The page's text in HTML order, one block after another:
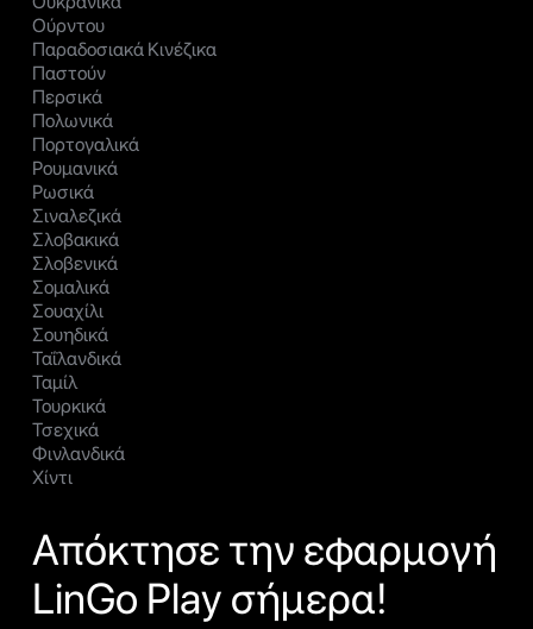
Ούρντου
Παραδοσιακά Κινέζικα
Παστούν
Περσικά
Πολωνικά
Πορτογαλικά
Ρουμανικά
Ρωσικά
Σιναλεζικά
Σλοβακικά
Σλοβενικά
Σομαλικά
Σουαχίλι
Σουηδικά
Ταΐλανδικά
Ταμίλ
Τουρκικά
Τσεχικά
Φινλανδικά
Χίντι
Απόκτησε την εφαρμογή
LinGo Play σήμερα!